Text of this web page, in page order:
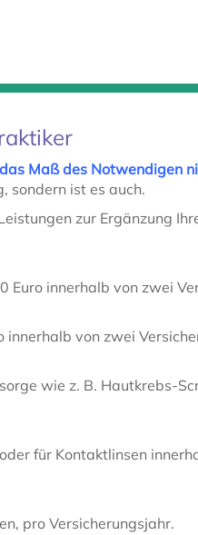
Maß des Notwendigen
sondern ist es auch.
zur Ergänzung
innerhalb von zwei
von zwei
wie z. B. Hautkrebs-
für Kontaktlinsen
pro Versicherungsjahr.